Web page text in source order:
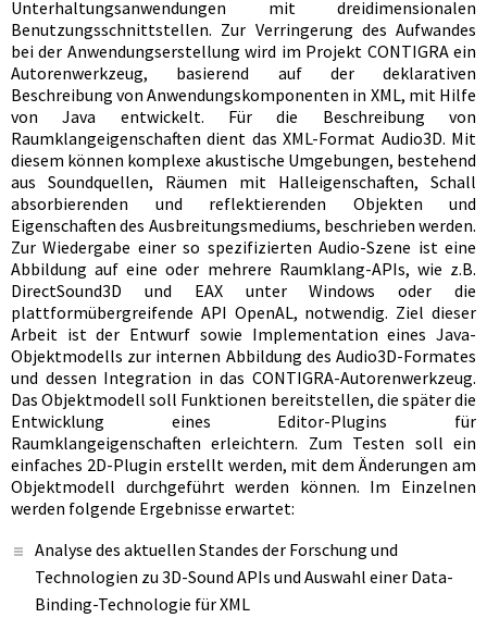
Unterhaltungsanwendungen mit dreidimensionalen
Benutzungsschnittstellen. Zur Verringerung des Aufwandes
bei der Anwendungserstellung wird im Projekt CONTIGRA ein
Autorenwerkzeug, basierend auf der deklarativen
Beschreibung von Anwendungskomponenten in XML, mit Hilfe
von Java entwickelt. Für die Beschreibung von
Raumklangeigenschaften dient das XML-Format Audio3D. Mit
diesem können komplexe akustische Umgebungen, bestehend
aus Soundquellen, Räumen mit Halleigenschaften, Schall
absorbierenden und reflektierenden Objekten und
Eigenschaften des Ausbreitungsmediums, beschrieben werden.
Zur Wiedergabe einer so spezifizierten Audio-Szene ist eine
Abbildung auf eine oder mehrere Raumklang-APIs, wie z.B.
DirectSound3D und EAX unter Windows oder die
plattformübergreifende API OpenAL, notwendig. Ziel dieser
Arbeit ist der Entwurf sowie Implementation eines Java-
Objektmodells zur internen Abbildung des Audio3D-Formates
und dessen Integration in das CONTIGRA-Autorenwerkzeug.
Das Objektmodell soll Funktionen bereitstellen, die später die
Entwicklung eines Editor-Plugins für
Raumklangeigenschaften erleichtern. Zum Testen soll ein
einfaches 2D-Plugin erstellt werden, mit dem Änderungen am
Objektmodell durchgeführt werden können. Im Einzelnen
werden folgende Ergebnisse erwartet:
Analyse des aktuellen Standes der Forschung und
Technologien zu 3D-Sound APIs und Auswahl einer Data-
Binding-Technologie für XML